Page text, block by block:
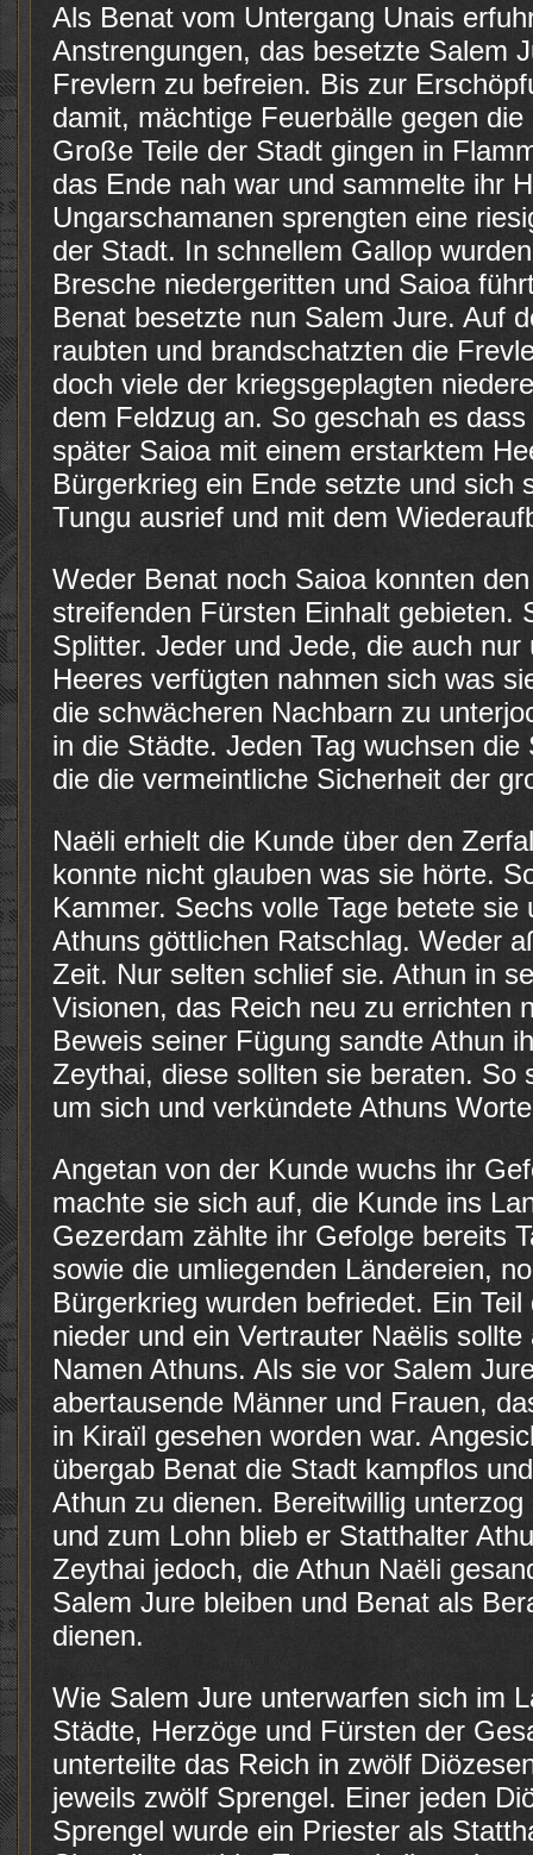
Als Benat vom Untergang Unais
Anstrengungen, das besetzte Salem
Frevlern zu befreien. Bis zur
damit, mächtige Feuerbälle gegen
Große Teile der Stadt gingen in
das Ende nah war und sammelte ihr
Ungarschamanen sprengten eine
der Stadt. In schnellem Gallop
Bresche niedergeritten und Saioa
Benat besetzte nun Salem Jure. Auf
raubten und brandschatzten die
doch viele der kriegsgeplagten
dem Feldzug an. So geschah es
später Saioa mit einem erstarktem
Bürgerkrieg ein Ende setzte und sich
Tungu ausrief und mit dem
Weder Benat noch Saioa konnten
streifenden Fürsten Einhalt gebieten.
Splitter. Jeder und Jede, die auch
Heeres verfügten nahmen sich was
die schwächeren Nachbarn zu
in die Städte. Jeden Tag wuchsen
die die vermeintliche Sicherheit der
Naëli erhielt die Kunde über den
konnte nicht glauben was sie hörte.
Kammer. Sechs volle Tage betete
Athuns göttlichen Ratschlag. Weder
Zeit. Nur selten schlief sie. Athun in
Visionen, das Reich neu zu errichten
Beweis seiner Fügung sandte Athun
Zeythai, diese sollten sie beraten. So
um sich und verkündete Athuns
Angetan von der Kunde wuchs ihr
machte sie sich auf, die Kunde ins
Gezerdam zählte ihr Gefolge bereits
sowie die umliegenden Ländereien,
Bürgerkrieg wurden befriedet. Ein
nieder und ein Vertrauter Naëlis
Namen Athuns. Als sie vor Salem
abertausende Männer und Frauen,
in Kiraïl gesehen worden war.
übergab Benat die Stadt kampflos
Athun zu dienen. Bereitwillig
und zum Lohn blieb er Statthalter
Zeythai jedoch, die Athun Naëli
Salem Jure bleiben und Benat als
dienen.
Wie Salem Jure unterwarfen sich im
Städte, Herzöge und Fürsten der
unterteilte das Reich in zwölf
jeweils zwölf Sprengel. Einer jeden
Sprengel wurde ein Priester als